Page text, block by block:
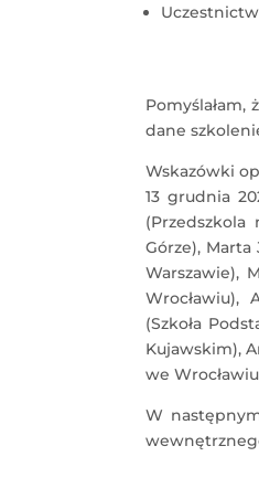
dane
Wskazówki
13 grudnia
(Przedszkola
Górze), Marta
Warszawie),
Wrocławiu),
(Szkoła
Kujawskim),
we
W